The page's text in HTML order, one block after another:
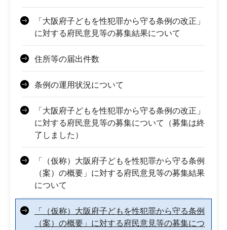
「大阪府子どもを性犯罪から守る条例の改正」
に対する府民意見等の募集結果について
住所等の届出件数
条例の運用状況について
「大阪府子どもを性犯罪から守る条例の改正」
に対する府民意見等の募集について（募集は終
了しました）
「（仮称）大阪府子どもを性犯罪から守る条例
（案）の概要」に対する府民意見等の募集結果
について
「（仮称）大阪府子どもを性犯罪から守る条例
（案）の概要」に対する府民意見等の募集につ